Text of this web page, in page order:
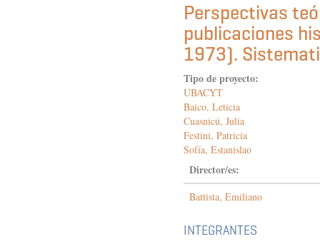
la
alteridad
en
la
narrativa
medieval
europea:
monstruos,
bestias
y
prodigios
Perspectivas
publicaciones
1973).
Tipo de proyecto:
UBACYT
Baico, Leticia
Cuasnicú, Julia
Festini, Patricia
Sofía, Estanislao
Director/es:
Battista, Emiliano
INTEGRANTES